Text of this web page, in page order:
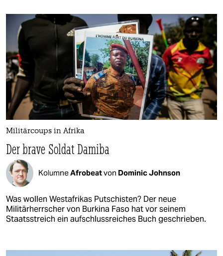
Militärcoups in Afrika
Der brave Soldat Damiba
KolumneAfrobeatvon Dominic Johnson
Was wollen Westafrikas Putschisten? Der neue
Militärherrscher von Burkina Faso hat vor seinem
Staatsstreich ein aufschlussreiches Buch geschrieben.